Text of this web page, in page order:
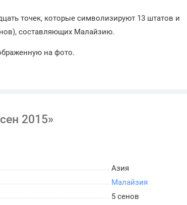
точек, которые символизируют 13 штатов и
составляющих Малайзию.
на фото.
2015»
Азия
Малайзия
5 сенов